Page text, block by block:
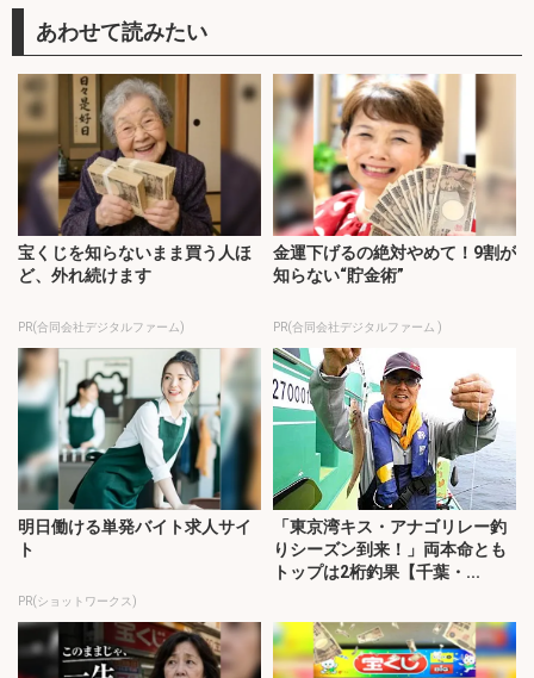
宝くじを知らないまま買う人ほ
ど、外れ続けます
PR(合同会社デジタルファーム)
金運下げるの絶対やめて！9割が
知らない“貯金術”
PR(合同会社デジタルファーム )
明日働ける単発バイト求人サイ
ト
PR(ショットワークス)
「東京湾キス・アナゴリレー釣
りシーズン到来！」両本命とも
トップは2桁釣果【千葉・...